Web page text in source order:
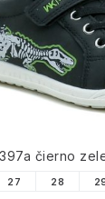
čierno
27 28